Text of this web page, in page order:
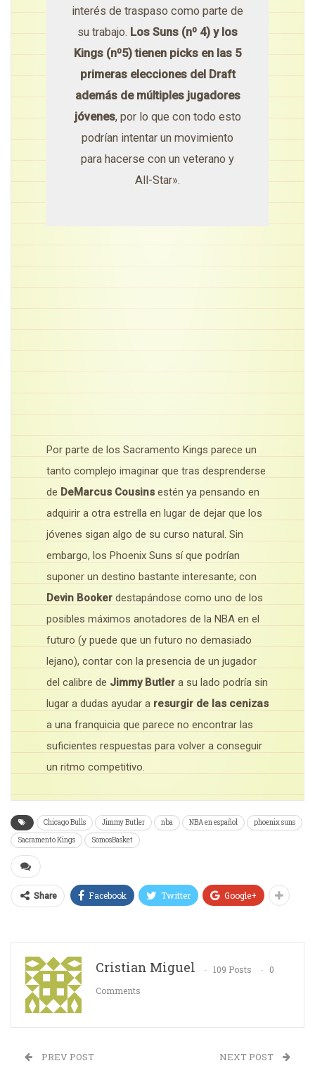
interés de traspaso como parte de
su trabajo. Los Suns (nº 4) y los
Kings (nº5) tienen picks en las 5
primeras elecciones del Draft
además de múltiples jugadores
jóvenes, por lo que con todo esto
podrían intentar un movimiento
para hacerse con un veterano y
All-Star».
Por parte de los Sacramento Kings parece un
tanto complejo imaginar que tras desprenderse
de DeMarcus Cousins estén ya pensando en
adquirir a otra estrella en lugar de dejar que los
jóvenes sigan algo de su curso natural. Sin
embargo, los Phoenix Suns sí que podrían
suponer un destino bastante interesante; con
Devin Booker destapándose como uno de los
posibles máximos anotadores de la NBA en el
futuro (y puede que un futuro no demasiado
lejano), contar con la presencia de un jugador
del calibre de Jimmy Butler a su lado podría sin
lugar a dudas ayudar a resurgir de las cenizas
a una franquicia que parece no encontrar las
suficientes respuestas para volver a conseguir
un ritmo competitivo.
Chicago Bulls Jimmy Butler nba NBA en español
phoenix suns
Sacramento Kings
SomosBasket
Share Facebook Twitter Google+
Cristian Miguel 109 Posts
0
Comments
PREV POST NEXT POST